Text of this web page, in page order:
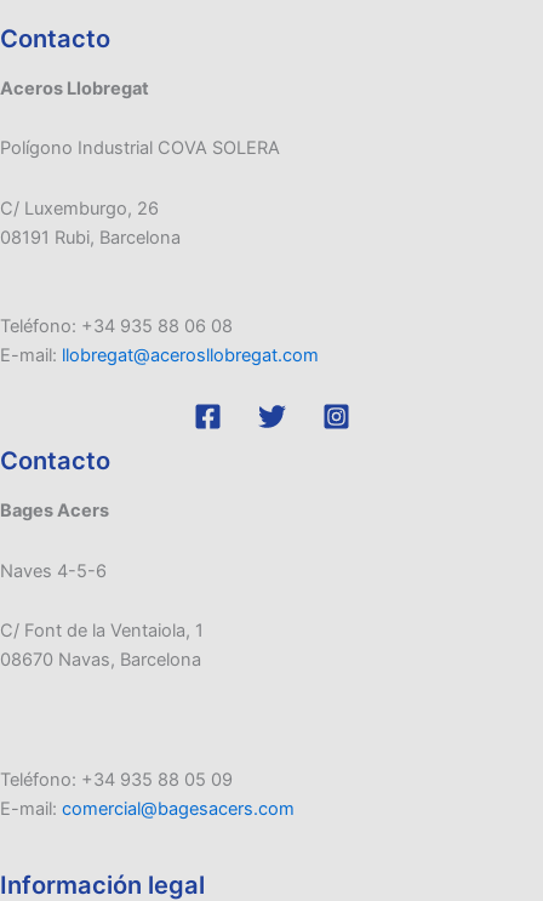
Contacto
Aceros Llobregat
Polígono Industrial COVA SOLERA
C/ Luxemburgo, 26
08191 Rubi, Barcelona
Teléfono: +34 935 88 06 08
E-mail: llobregat@acerosllobregat.com
Contacto
Bages Acers
Naves 4-5-6
C/ Font de la Ventaiola, 1
08670 Navas, Barcelona
Teléfono: +34 935 88 05 09
E-mail: comercial@bagesacers.com
Información legal